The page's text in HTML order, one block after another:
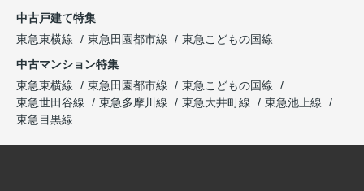
中古戸建て特集
東急東横線
東急田園都市線
東急こどもの国線
中古マンション特集
東急東横線
東急田園都市線
東急こどもの国線
東急世田谷線
東急多摩川線 東急大井町線
東急池上線
東急目黒線